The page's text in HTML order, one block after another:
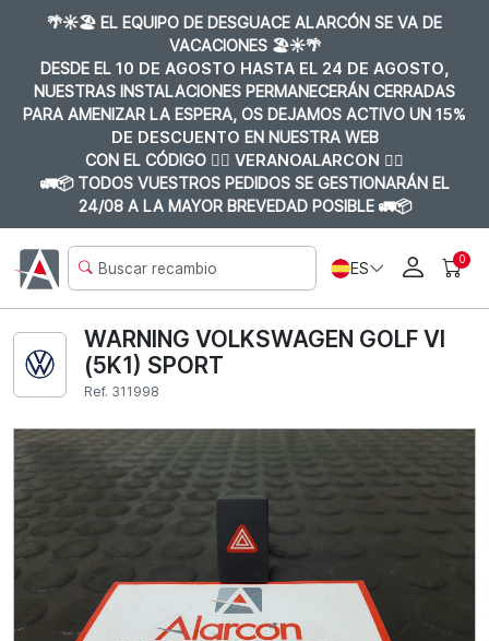
🌴☀️🏖️ EL EQUIPO DE DESGUACE ALARCÓN SE VA DE
VACACIONES 🏖️☀️🌴
DESDE EL 10 DE AGOSTO HASTA EL 24 DE AGOSTO,
NUESTRAS INSTALACIONES PERMANECERÁN CERRADAS
PARA AMENIZAR LA ESPERA, OS DEJAMOS ACTIVO UN 15%
DE DESCUENTO EN NUESTRA WEB
CON EL CÓDIGO 👉🏼 VERANOALARCON 👈🏼
🚛📦 TODOS VUESTROS PEDIDOS SE GESTIONARÁN EL
24/08 A LA MAYOR BREVEDAD POSIBLE 🚛📦
ES 0
WARNING VOLKSWAGEN GOLF VI
(5K1) SPORT
Ref. 311998